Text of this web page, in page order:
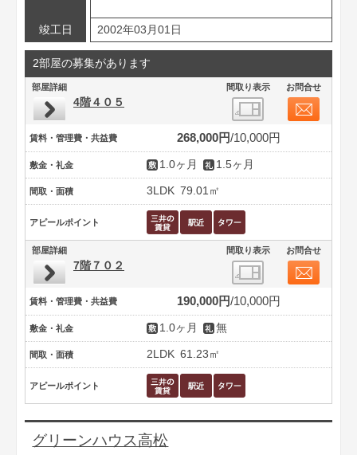
竣工日 2002年03月01日
2部屋の募集があります
部屋詳細 間取り表示 お問合せ
4階４０５
賃料・管理費・共益費 268,000円 10,000円
敷金・礼金 1.0ヶ月 1.5ヶ月
間取・面積 3LDK 79.01㎡
アピールポイント
部屋詳細 間取り表示 お問合せ
7階７０２
賃料・管理費・共益費 190,000円 10,000円
敷金・礼金 1.0ヶ月 無
間取・面積 2LDK 61.23㎡
アピールポイント
グリーンハウス高松